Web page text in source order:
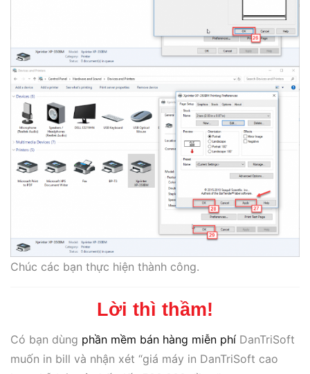
Chúc các bạn thực hiện thành công.
Lời thì thầm!
Có bạn dùng phần mềm bán hàng miễn phí DanTriSoft
muốn in bill và nhận xét “giá máy in DanTriSoft cao